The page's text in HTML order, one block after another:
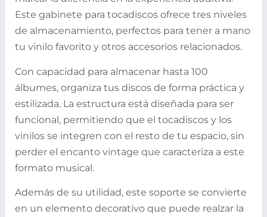
Este gabinete para tocadiscos ofrece tres niveles
de almacenamiento, perfectos para tener a mano
tu vinilo favorito y otros accesorios relacionados.
Con capacidad para almacenar hasta 100
álbumes, organiza tus discos de forma práctica y
estilizada. La estructura está diseñada para ser
funcional, permitiendo que el tocadiscos y los
vinilos se integren con el resto de tu espacio, sin
perder el encanto vintage que caracteriza a este
formato musical.
Además de su utilidad, este soporte se convierte
en un elemento decorativo que puede realzar la